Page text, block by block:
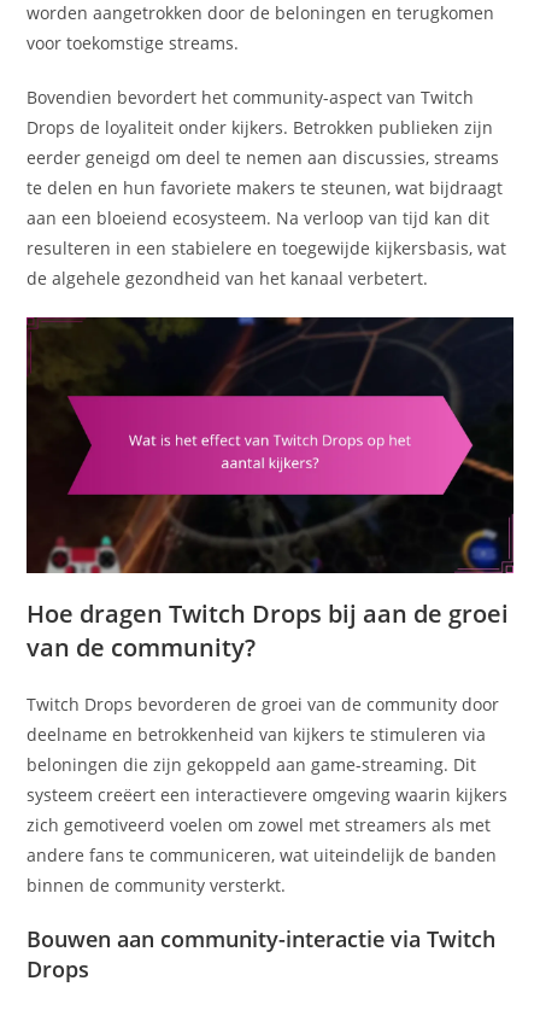
worden aangetrokken door de beloningen en terugkomen
voor toekomstige streams.
Bovendien bevordert het community-aspect van Twitch
Drops de loyaliteit onder kijkers. Betrokken publieken zijn
eerder geneigd om deel te nemen aan discussies, streams
te delen en hun favoriete makers te steunen, wat bijdraagt
aan een bloeiend ecosysteem. Na verloop van tijd kan dit
resulteren in een stabielere en toegewijde kijkersbasis, wat
de algehele gezondheid van het kanaal verbetert.
Hoe dragen Twitch Drops bij aan de groei
van de community?
Twitch Drops bevorderen de groei van de community door
deelname en betrokkenheid van kijkers te stimuleren via
beloningen die zijn gekoppeld aan game-streaming. Dit
systeem creëert een interactievere omgeving waarin kijkers
zich gemotiveerd voelen om zowel met streamers als met
andere fans te communiceren, wat uiteindelijk de banden
binnen de community versterkt.
Bouwen aan community-interactie via Twitch
Drops